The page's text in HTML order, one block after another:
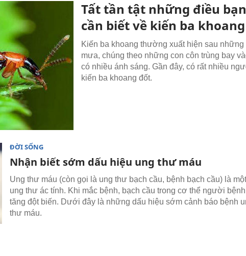
Tất tần tật những điều bạn
cần biết về kiến ba khoang
Kiến ba khoang thường xuất hiện sau những
mưa, chúng theo những con côn trùng bay
có nhiều ánh sáng. Gần đây, có rất nhiều
kiến ba khoang đốt.
ĐỜI SỐNG
Nhận biết sớm dấu hiệu ung thư máu
Ung thư máu (còn gọi là ung thư bạch cầu, bệnh bạch cầu) là
ung thư ác tính. Khi mắc bệnh, bạch cầu trong cơ thể người
tăng đột biến. Dưới đây là những dấu hiệu sớm cảnh báo bệnh
thư máu.